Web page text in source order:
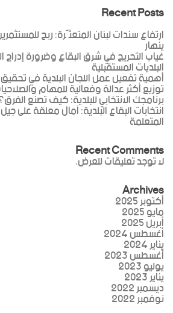
Recent Posts
ارتفاع سندات لبنان المتعثّرة: ربح
ينهار
غياب التحريج في شرق البقاع وضرورة
البلديات المستقبلية
أهمية تفعيل عمل اللجان البلدية في تحقيق
توزيع أكثر عدالة وفعالية للمهام
برنامجك الانتخابي للبلدية: كيف تصنع
انتخابات البقاع البلدية: آمال معلقة على
المتعلمة
Recent Comments
لا توجد تعليقات للعرض.
Archives
أكتوبر 2025
مايو 2025
أبريل 2025
أغسطس 2024
يناير 2024
أغسطس 2023
يوليو 2023
يناير 2023
ديسمبر 2022
نوفمبر 2022